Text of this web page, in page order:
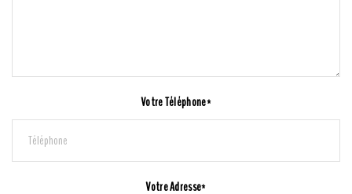
Votre Téléphone*
Votre Adresse*